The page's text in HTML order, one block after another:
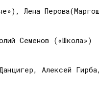
Лена
Семенов («Школа»)
Алексей